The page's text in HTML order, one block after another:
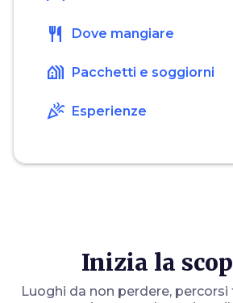
restaurant Dove mangiare
holiday_village Pacchetti e soggiorni
celebration Esperienze
Inizia la
Luoghi da non perdere,